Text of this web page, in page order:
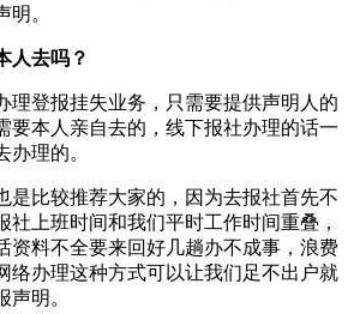
。
人去吗？
理登报挂失业务，只需要提供声明人的
要本人亲自去的，线下报社办理的话一
理的。
是比较推荐大家的，因为去报社首先不
社上班时间和我们平时工作时间重叠，
资料不全要来回好几趟办不成事，浪费
络办理这种方式可以让我们足不出户就
明。